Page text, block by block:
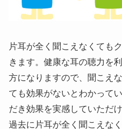
片耳が全く聞こえなくても
きます。健康な耳の聴力を
方になりますので、聞こえ
ても効果がないとわかって
だき効果を実感していただ
過去に片耳が全く聞こえな